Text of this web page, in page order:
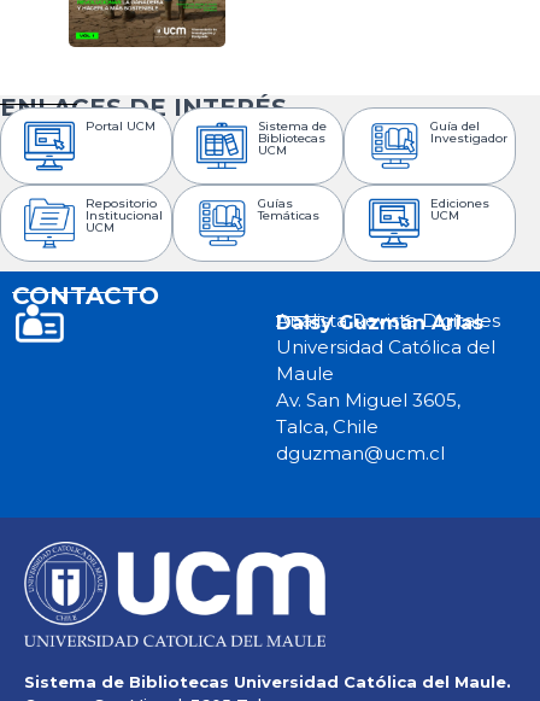
ENLACES DE INTERÉS
Portal UCM Sistema de
Bibliotecas
UCM
Guía del
Investigador
Repositorio
Institucional
UCM
Guías
Temáticas
Ediciones
UCM
CONTACTO
Daisy Guzmán Arias
Analista Revista Digitales
Universidad Católica del
Maule
Av. San Miguel 3605,
Talca, Chile
dguzman@ucm.cl
Sistema de Bibliotecas Universidad Católica del Maule.